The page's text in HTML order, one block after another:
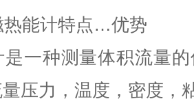
热能计特点…优势
是一种测量体积流量
压力，温度，密度，